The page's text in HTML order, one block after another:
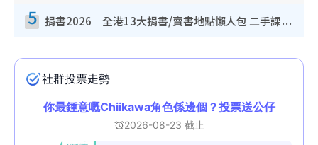
5 捐書2026︱全港13大捐書/賣書地點懶人包 二手課本最高$150＋舊書換免費咖啡/戲票